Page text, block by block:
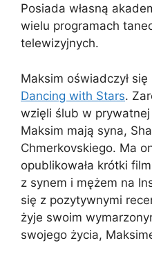
Posiada własną
wielu programach
telewizyjnych.
Maksim oświadczył
Dancing with Stars.
wzięli ślub w
Maksim mają syna,
Chmerkovskiego. Ma
opublikowała krótki
z synem i mężem na
się z pozytywnymi
żyje swoim
swojego życia,